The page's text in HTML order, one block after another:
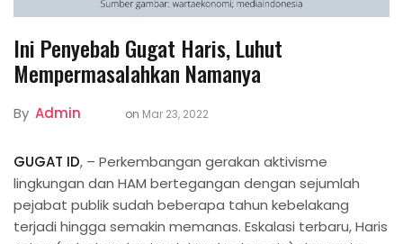
Ini Penyebab Gugat Haris, Luhut
Mempermasalahkan Namanya
By Admin on Mar 23, 2022
GUGAT ID, – Perkembangan gerakan aktivisme
lingkungan dan HAM bertegangan dengan sejumlah
pejabat publik sudah beberapa tahun kebelakang
terjadi hingga semakin memanas. Eskalasi terbaru, Haris